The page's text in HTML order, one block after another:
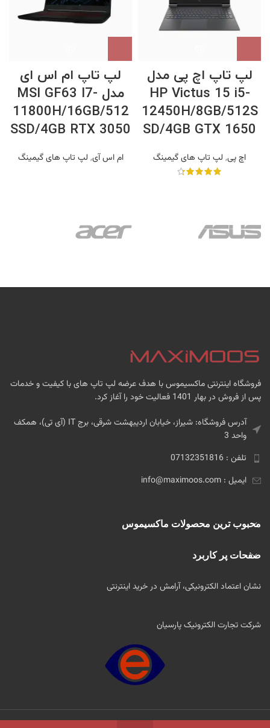
لپ تاپ اچ پی مدل
HP Victus 15 i5-
12450H/8GB/512S
SD/4GB GTX 1650
اچ پی, لپ تاپ های گیمینگ
لپ تاپ ام اس ای
مدل MSI GF63 I7-
11800H/16GB/512
SSD/4GB RTX 3050
ام اس آی, لپ تاپ های گیمینگ
فروشگاه اینترنتی ماکسیموس با هدف عرضه لپ تاپ های با کیفیت و خدمات
پس از فروش در بهار 1401 فعالیت خود را آغاز کرد.
آدرس فروشگاه: شیراز، خیابان اردیبهشت شرقی، برج IT (آی تی)، همکف
واحد 3
تلفن : 07132351816
ایمیل : info@maximoos.com
محبوب ترین محصولات ماکسیموس
صفحات پر کاربرد
نشان اعتماد الکترونیکی، آرامش در خرید اینترنتی
شرکت تجارت الکترونیک پارسیان